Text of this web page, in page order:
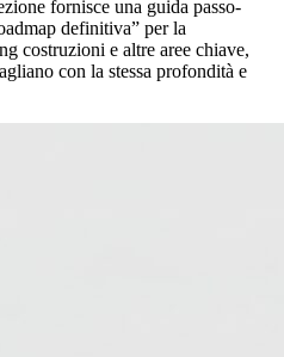
fornisce una guida passo-
definitiva” per la
costruzioni e altre aree chiave,
con la stessa profondità e